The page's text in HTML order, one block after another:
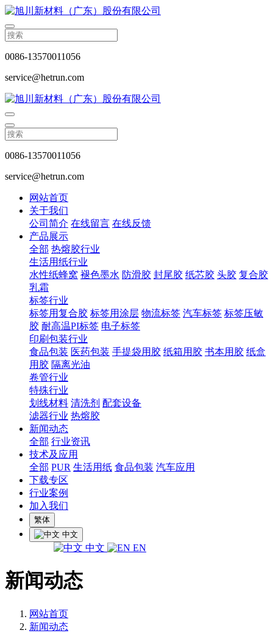
0086-13570011056
service@hetrun.com
0086-13570011056
service@hetrun.com
网站首页
关于我们
公司简介 在线留言 在线反馈
产品展示
全部 热熔胶行业
生活用纸行业
水性纸蜂窝 褪色墨水 防滑胶 封尾胶 纸芯胶 头胶 复合胶
乳霜
标签行业
标签用复合胶 标签用涂层 物流标签 汽车标签 标签压敏
胶 耐高温PI标签 电子标签
印刷包装行业
食品包装 医药包装 手提袋用胶 纸箱用胶 书本用胶 纸盒
用胶 隔离光油
卷管行业
特殊行业
划线材料 清洗剂 配套设备
滤器行业 热熔胶
新闻动态
全部 行业资讯
技术及应用
全部 PUR 生活用纸 食品包装 汽车应用
下载专区
行业案例
加入我们
繁体
中文
中文 EN
新闻动态
网站首页
新闻动态